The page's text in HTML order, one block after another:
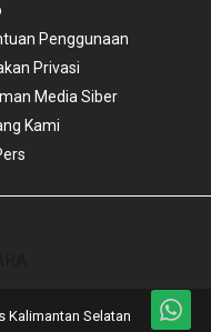
Penggunaan
Privasi
Media Siber
Kami
Kalimantan Selatan